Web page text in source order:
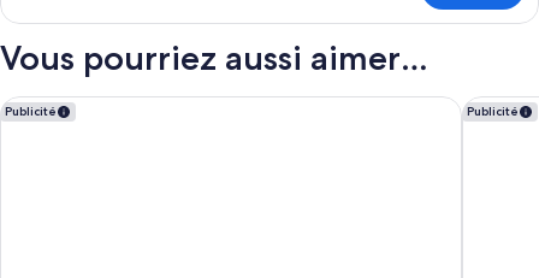
le
de
Chambre
Vous pourriez aussi aimer…
Publicité
Villa Gelsomino Exclusive House - Adults only Publicité